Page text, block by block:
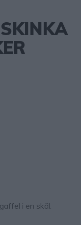
i en skål.